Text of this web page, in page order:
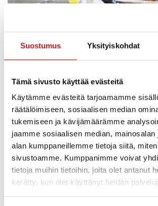
Suostumus Yksityiskohdat
Tämä sivusto käyttää evästeitä
Käytämme evästeitä tarjoamamme
räätälöimiseen, sosiaalisen median
tukemiseen ja kävijämäärämme
jaamme sosiaalisen median,
alan kumppaneillemme tietoja siitä,
sivustoamme. Kumppanimme voivat
tietoja muihin tietoihin, joita olet antanut
kerätty, kun olet käyttänyt heidän
MUSIIKKI
Kulttuuripankki laajenee Pohjois-
Kulttuuripankki on verkkopalvelu, joka
taiteen ja kulttuurin tekijät ja heidän
Syksyllä 2025 julkaistava verkkopalvelu tuo
kulttuurin...
HALLINTO & PÄÄTÖKSENTEKO,
9.9.2025 — 09:57